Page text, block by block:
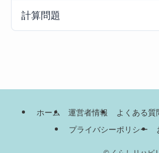
計算問題
ホーム 運営者情報 よくある質
プライバシーポリシー